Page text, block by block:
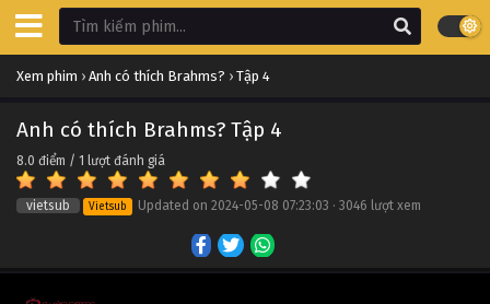
Xem phim › Anh có thích Brahms? › Tập 4
Anh có thích Brahms? Tập 4
8.0 điểm / 1 lượt đánh giá
vietsub Vietsub Updated on 2024-05-08 07:23:03 · 3046 lượt xem
Anh có thích Brahms? Tập 14
Tập 14
Anh có thích Brahms? Tập 13
Tập 13